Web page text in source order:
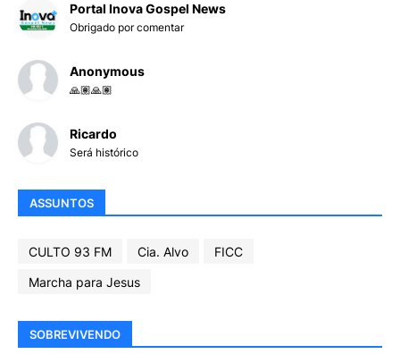
Portal Inova Gospel News
Obrigado por comentar
Anonymous
🙏🏽🙏🏽
Ricardo
Será histórico
ASSUNTOS
CULTO 93 FM Cia. Alvo
FICC
Marcha para Jesus
SOBREVIVENDO